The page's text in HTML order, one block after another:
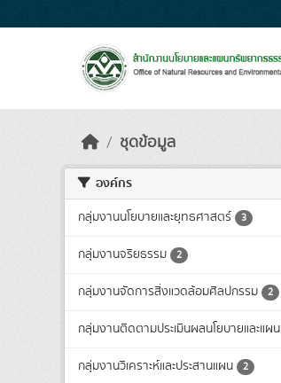
ชุดข้อมูล
องค์กร
กลุ่มงานนโยบายและยุทธศาสตร์ 3
กลุ่มงานจริยธรรม 2
กลุ่มงานจัดการสิ่งแวดล้อมศิลปกรรม 2
กลุ่มงานติดตามประเมินผลนโยบายและแผน
กลุ่มงานวิเคราะห์และประสานแผน 2